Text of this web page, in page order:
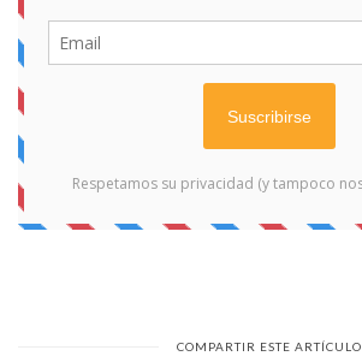
COMPARTIR ESTE ARTÍCULO